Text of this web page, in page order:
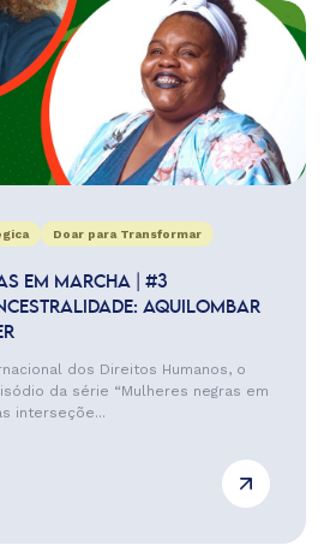
Doar para Transformar
EM MARCHA | #3
AQUILOMBAR
dos Direitos Humanos, o
da série “Mulheres negras em
interseçõe...